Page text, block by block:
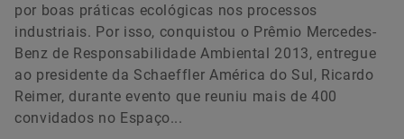
por boas práticas ecológicas nos processos
industriais. Por isso, conquistou o Prêmio Mercedes-
Benz de Responsabilidade Ambiental 2013, entregue
ao presidente da Schaeffler América do Sul, Ricardo
Reimer, durante evento que reuniu mais de 400
convidados no Espaço...